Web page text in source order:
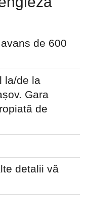
de 600
la/de la
Gara
de
detalii vă